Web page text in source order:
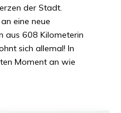
der Stadt.
eine neue
aus 608 Kilometerin
sich allemal! In
Moment an wie